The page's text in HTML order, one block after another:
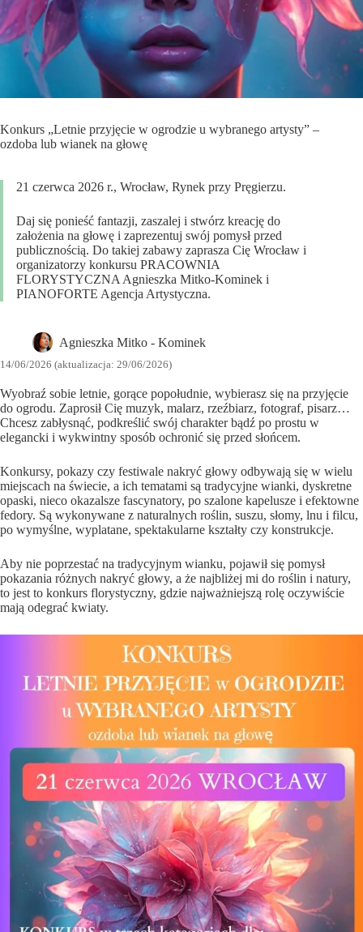
Konkurs „Letnie przyjęcie w ogrodzie u wybranego artysty” –
ozdoba lub wianek na głowę
21 czerwca 2026 r., Wrocław, Rynek przy Pręgierzu.
Daj się ponieść fantazji, zaszalej i stwórz kreację do
założenia na głowę i zaprezentuj swój pomysł przed
publicznością. Do takiej zabawy zaprasza Cię Wrocław i
organizatorzy konkursu PRACOWNIA
FLORYSTYCZNA Agnieszka Mitko-Kominek i
PIANOFORTE Agencja Artystyczna.
Agnieszka Mitko - Kominek
14/06/2026 (aktualizacja: 29/06/2026)
Wyobraź sobie letnie, gorące popołudnie, wybierasz się na przyjęcie
do ogrodu. Zaprosił Cię muzyk, malarz, rzeźbiarz, fotograf, pisarz…
Chcesz zabłysnąć, podkreślić swój charakter bądź po prostu w
elegancki i wykwintny sposób ochronić się przed słońcem.
Konkursy, pokazy czy festiwale nakryć głowy odbywają się w wielu
miejscach na świecie, a ich tematami są tradycyjne wianki, dyskretne
opaski, nieco okazalsze fascynatory, po szalone kapelusze i efektowne
fedory. Są wykonywane z naturalnych roślin, suszu, słomy, lnu i filcu,
po wymyślne, wyplatane, spektakularne kształty czy konstrukcje.
Aby nie poprzestać na tradycyjnym wianku, pojawił się pomysł
pokazania różnych nakryć głowy, a że najbliżej mi do roślin i natury,
to jest to konkurs florystyczny, gdzie najważniejszą rolę oczywiście
mają odegrać kwiaty.